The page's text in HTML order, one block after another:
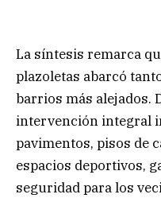
La síntesis remarca
plazoletas abarcó
barrios más alejados.
intervención integral
pavimentos, pisos de
espacios deportivos,
seguridad para los